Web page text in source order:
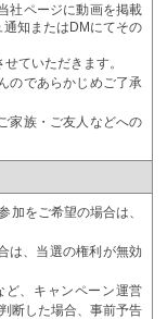
社ページに動画を掲載
知またはDMにてその
ていただきます。
のであらかじめご了承
家族・ご友人などへの
をご希望の場合は、
は、当選の権利が無効
、キャンペーン運営
断した場合、事前予告